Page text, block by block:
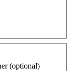
(optional)